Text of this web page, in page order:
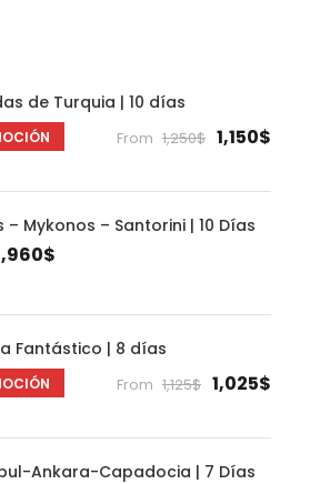
de Turquia | 10 días
From 1,250$ 1,150$
– Mykonos – Santorini | 10 Días
Fantástico | 8 días
From 1,125$ 1,025$
Ankara-Capadocia | 7 Días